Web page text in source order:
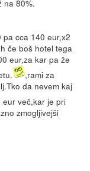
na 80%.
cca 140 eur,x2
če boš hotel tega
eur,za kar pa že
,rami za
da nevem kaj
eur več,kar je pri
zmogljivejši